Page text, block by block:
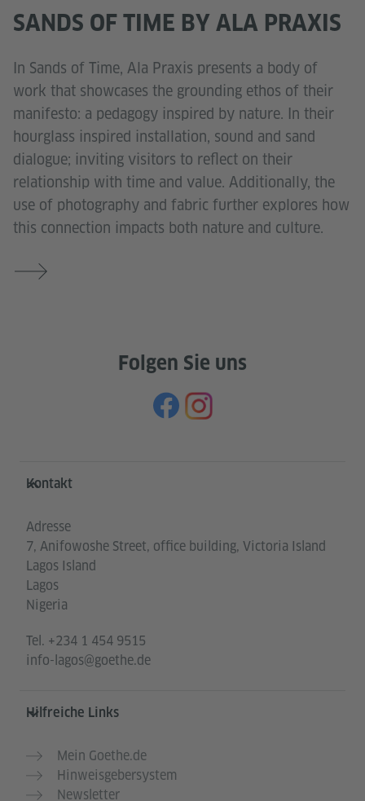
SANDS OF TIME BY ALA PRAXIS
In Sands of Time, Ala Praxis presents a body of
work that showcases the grounding ethos of their
manifesto: a pedagogy inspired by nature. In their
hourglass inspired installation, sound and sand
dialogue; inviting visitors to reflect on their
relationship with time and value. Additionally, the
use of photography and fabric further explores how
this connection impacts both nature and culture.
Folgen Sie uns
Service- und Informationsbereich
Kontakt
Adresse
7, Anifowoshe Street, office building, Victoria Island
Lagos Island
Lagos
Nigeria
Tel. +234 1 454 9515
info-lagos@goethe.de
Hilfreiche Links
Mein Goethe.de
Hinweisgebersystem
Newsletter